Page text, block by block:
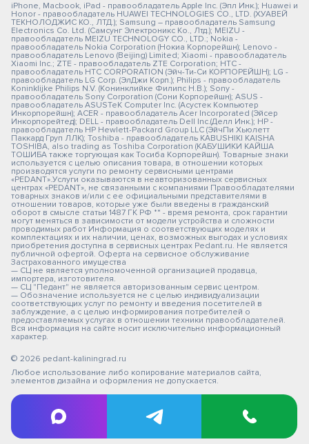
iPhone, Macbook, iPad - правообладатель Apple Inc. (Эпл Инк.); Huawei и
Honor - правообладатель HUAWEI TECHNOLOGIES CO., LTD. (ХУАВЕЙ
ТЕКНОЛОДЖИС КО., ЛТД.); Samsung – правообладатель Samsung
Electronics Co. Ltd. (Самсунг Электроникс Ко., Лтд.); MEIZU -
правообладатель MEIZU TECHNOLOGY CO., LTD.; Nokia -
правообладатель Nokia Corporation (Нокиа Корпорейшн); Lenovo -
правообладатель Lenovo (Beijing) Limited; Xiaomi - правообладатель
Xiaomi Inc.; ZTE - правообладатель ZTE Corporation; HTC -
правообладатель HTC CORPORATION (Эйч-Ти-Си КОРПОРЕЙШН); LG -
правообладатель LG Corp. (ЭлДжи Корп.); Philips - правообладатель
Koninklijke Philips N.V. (Конинклийке Филипс Н.В.); Sony -
правообладатель Sony Corporation (Сони Корпорейшн); ASUS -
правообладатель ASUSTeK Computer Inc. (Асустек Компьютер
Инкорпорейшн); ACER - правообладатель Acer Incorporated (Эйсер
Инкорпорейтед); DELL - правообладатель Dell Inc.(Делл Инк.); HP -
правообладатель HP Hewlett-Packard Group LLC (ЭйчПи Хьюлетт
Паккард Груп ЛЛК); Toshiba - правообладатель KABUSHIKI KAISHA
TOSHIBA, also trading as Toshiba Corporation (КАБУШИКИ КАЙША
ТОШИБА также торгующая как Тосиба Корпорейшн). Товарные знаки
используется с целью описания товара, в отношении которых
производятся услуги по ремонту сервисными центрами
«PEDANT».Услуги оказываются в неавторизованных сервисных
центрах «PEDANT», не связанными с компаниями Правообладателями
товарных знаков и/или с ее официальными представителями в
отношении товаров, которые уже были введены в гражданский
оборот в смысле статьи 1487 ГК РФ ** - время ремонта, срок гарантии
могут меняться в зависимости от модели устройства и сложности
проводимых работ Информация о соответствующих моделях и
комплектациях и их наличии, ценах, возможных выгодах и условиях
приобретения доступна в сервисных центрах Pedant.ru. Не является
публичной офертой. Оферта на сервисное обслуживание
Застрахованного имущества
— СЦ не является уполномоченной организацией продавца,
импортера, изготовителя.
— СЦ "Педант" не является авторизованным сервис центром.
— Обозначение используется не с целью индивидуализации
соответствующих услуг по ремонту и введения посетителей в
заблуждение, а с целью информирования потребителей о
предоставляемых услугах в отношении техники правообладателей.
Вся информация на сайте носит исключительно информационный
характер.
© 2026 pedant-kaliningrad.ru
Любое использование либо копирование материалов сайта,
элементов дизайна и оформления не допускается.